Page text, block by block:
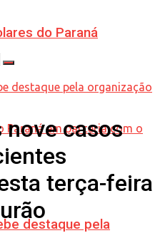
do Paraná
destaque pela
nove casos
terça-feira